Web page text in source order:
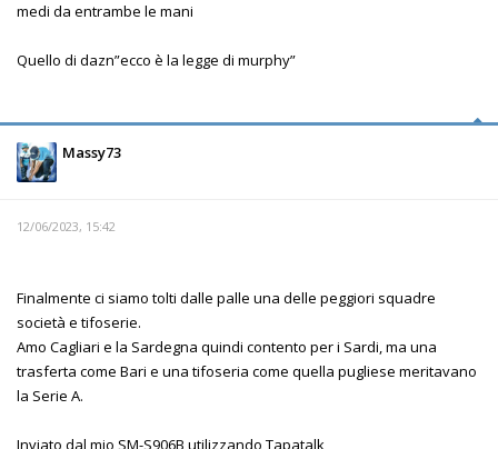
medi da entrambe le mani
Quello di dazn”ecco è la legge di murphy”
Massy73
12/06/2023, 15:42
Finalmente ci siamo tolti dalle palle una delle peggiori squadre
società e tifoserie.
Amo Cagliari e la Sardegna quindi contento per i Sardi, ma una
trasferta come Bari e una tifoseria come quella pugliese meritavano
la Serie A.
Inviato dal mio SM-S906B utilizzando Tapatalk